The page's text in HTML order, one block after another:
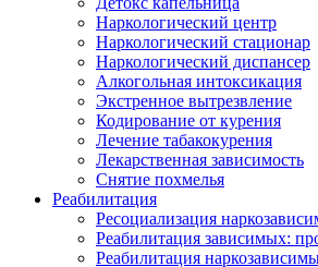
Наркологический центр
Наркологический стационар
Наркологический диспансер
Алкогольная интоксикация
Экстренное вытрезвление
Кодирование от курения
Лечение табакокурения
Лекарственная зависимость
Снятие похмелья
Реабилитация
Ресоциализация
Реабилитация зависимых:
Реабилитация